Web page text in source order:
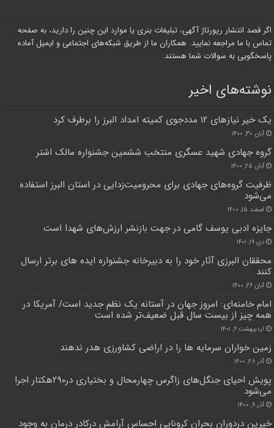
اگر قصد انتشار رپورتاژ آگهی، تبلیغات بنری یا موارد این چنین را دارید، به صفحه
تماس با ما مراجعه نمایید. همکاران ما از طریق شبکه‌های اجتماعی و ایمیل آماده
پاسخگویی به سوالات شما هستند.
نوشته‌های اخیر
یک خیر نیازهای ۱۲ مددجوی کمیته امداد البرز را برطرف کرد
آبان ۳۰, ۱۴۰۰
گروه جهادی شهید عسگری منتخب ششمین جشنواره مالک اشتر
آبان ۲۵, ۱۴۰۰
ظرفیت گروه‌های جهادی برای محرومیت‌زدایی در استان البرز استفاده
می‌شود
اسفند ۱۵, ۱۴۰۰
جایزه ادبی یوسف گامی در جهت بازنشر ارزش‌های شهدا است
دی ۱۹, ۱۴۰۱
محققان البرزی آثار خود را به دبیرخانه جشنواره ایده های برتر ارسال
کنند
آبان ۲۶, ۱۴۰۰
امام خامنه‌ای: امروز جهان در آستانه یک نظم جدید است/ آمریکا در
همه چیز از بیست سال قبل ضعیف‌تر شده است
اردیبهشت ۶, ۱۴۰۱
زمین خواران سرمایه ها را در اراضی کشاورزی هدر ندهند
آذر ۲۸, ۱۴۰۰
پویش احیای جنگل‌های زاگرس چهارمحال و بختیاری در۲۹۰هکتار اجرا
می‌شود
آذر ۹, ۱۴۰۰
خیرین دردوران بحران کرونایی احساس آرامش درکادر درمان به وجود